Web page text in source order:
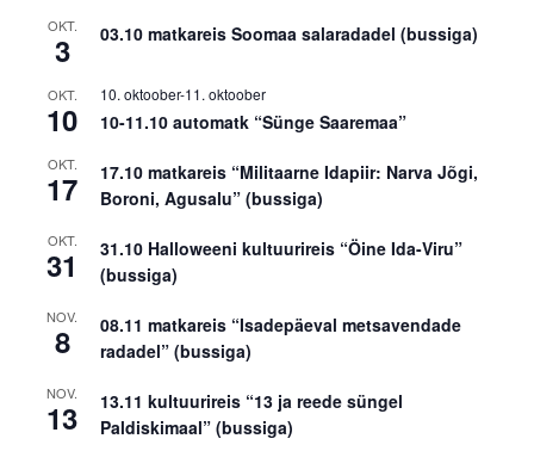
OKT.
3 03.10 matkareis Soomaa salaradadel (bussiga)
OKT.
10
10. oktoober-11. oktoober
10-11.10 automatk “Sünge Saaremaa”
OKT.
17
17.10 matkareis “Militaarne Idapiir: Narva Jõgi,
Boroni, Agusalu” (bussiga)
OKT.
31
31.10 Halloweeni kultuurireis “Öine Ida-Viru”
(bussiga)
NOV.
8
08.11 matkareis “Isadepäeval metsavendade
radadel” (bussiga)
NOV.
13
13.11 kultuurireis “13 ja reede süngel
Paldiskimaal” (bussiga)